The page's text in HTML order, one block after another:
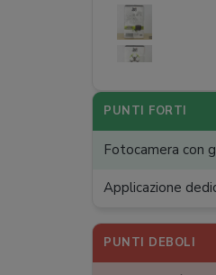
PUNTI FORTI
Fotocamera con
Applicazione
PUNTI DEBOLI